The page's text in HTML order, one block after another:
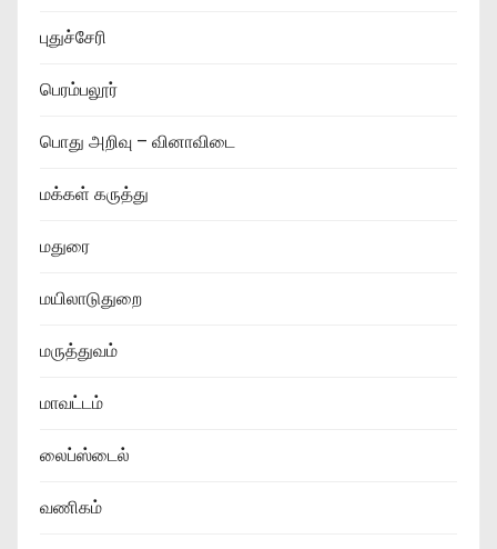
புதுச்சேரி
பெரம்பலூர்
பொது அறிவு – வினாவிடை
மக்கள் கருத்து
மதுரை
மயிலாடுதுறை
மருத்துவம்
மாவட்டம்
லைப்ஸ்டைல்
வணிகம்